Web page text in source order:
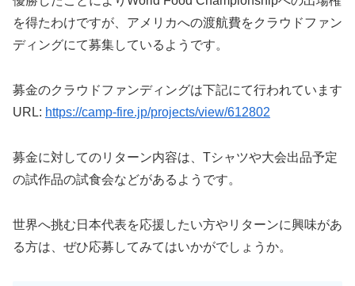
を得たわけですが、アメリカへの渡航費をクラウドファン
ディングにて募集しているようです。
募金のクラウドファンディングは下記にて行われています
URL: https://camp-fire.jp/projects/view/612802
募金に対してのリターン内容は、Tシャツや大会出品予定
の試作品の試食会などがあるようです。
世界へ挑む日本代表を応援したい方やリターンに興味があ
る方は、ぜひ応募してみてはいかがでしょうか。